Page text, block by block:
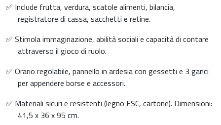
✅ Include frutta, verdura, scatole alimenti, bilancia,
registratore di cassa, sacchetti e retine.
✅ Stimola immaginazione, abilità sociali e capacità di contare
attraverso il gioco di ruolo.
✅ Orario regolabile, pannello in ardesia con gessetti e 3 ganci
per appendere borse e accessori.
✅ Materiali sicuri e resistenti (legno FSC, cartone). Dimensioni:
41,5 x 36 x 95 cm.